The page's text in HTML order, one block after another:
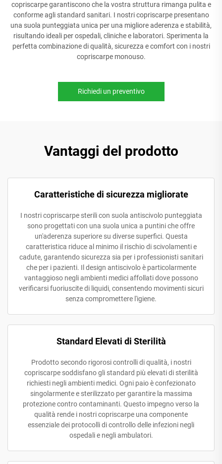
copriscarpe garantiscono che la vostra struttura rimanga pulita e
conforme agli standard sanitari. I nostri copriscarpe presentano
una suola punteggiata unica per una migliore aderenza e stabilità,
risultando ideali per ospedali, cliniche e laboratori. Sperimenta la
perfetta combinazione di qualità, sicurezza e comfort con i nostri
copriscarpe monouso.
Richiedi un preventivo
Vantaggi del prodotto
Caratteristiche di sicurezza migliorate
I nostri copriscarpe sterili con suola antiscivolo punteggiata
sono progettati con una suola unica a puntini che offre
un'aderenza superiore su diverse superfici. Questa
caratteristica riduce al minimo il rischio di scivolamenti e
cadute, garantendo sicurezza sia per i professionisti sanitari
che per i pazienti. Il design antiscivolo è particolarmente
vantaggioso negli ambienti medici affollati dove possono
verificarsi fuoriuscite di liquidi, consentendo movimenti sicuri
senza compromettere l'igiene.
Standard Elevati di Sterilità
Prodotto secondo rigorosi controlli di qualità, i nostri
copriscarpe soddisfano gli standard più elevati di sterilità
richiesti negli ambienti medici. Ogni paio è confezionato
singolarmente e sterilizzato per garantire la massima
protezione contro contaminanti. Questo impegno verso la
qualità rende i nostri copriscarpe una componente
essenziale dei protocolli di controllo delle infezioni negli
ospedali e negli ambulatori.